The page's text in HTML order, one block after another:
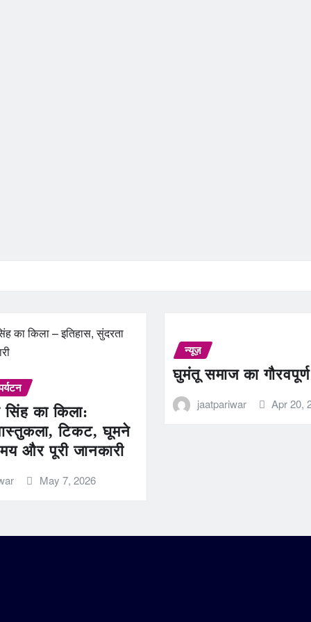
सिंह का किला:
टिकट, घूमने
और पूरी जानकारी
May 7, 2026
न्यूज़
घुमंतू समाज का
jaatpariwar Apr 20,